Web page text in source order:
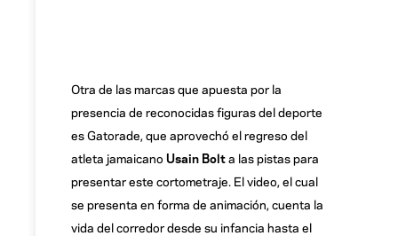
Otra de las marcas que apuesta por la
presencia de reconocidas figuras del deporte
es Gatorade, que aprovechó el regreso del
atleta jamaicano Usain Bolta las pistas para
presentar este cortometraje. El video, el cual
se presenta en forma de animación, cuenta la
vida del corredor desde su infancia hasta el